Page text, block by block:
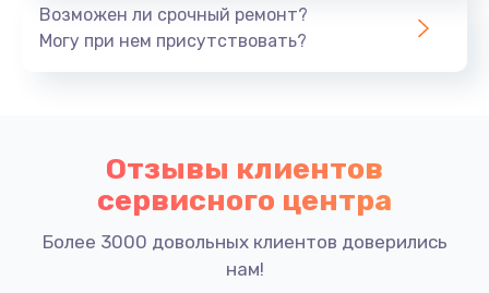
Возможен ли срочный ремонт?
Могу при нем присутствовать?
Отзывы клиентов
сервисного центра
Более 3000 довольных клиентов доверились
нам!